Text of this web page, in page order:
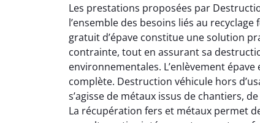
Les prestations proposées par
l’ensemble des besoins liés au
gratuit d’épave constitue une solution
contrainte, tout en assurant sa
environnementales. L’enlèvement
complète. Destruction véhicule hors
s’agisse de métaux issus de chantiers,
La récupération fers et métaux permet